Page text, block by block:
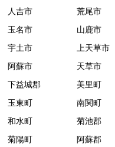
人吉市
荒尾市
玉名市
山鹿市
宇土市
上天草市
阿蘇市
天草市
下益城郡
美里町
玉東町
南関町
和水町
菊池郡
菊陽町
阿蘇郡